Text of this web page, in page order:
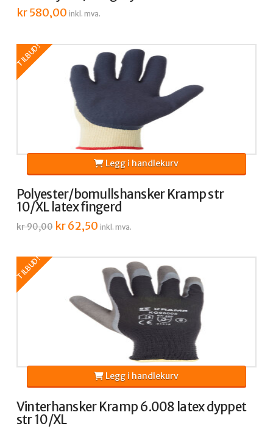
kr580,00 inkl. mva.
TILBUD!
Polyester/bomullshansker Kramp str
10/XL latex fingerd
kr90,00 Opprinnelig
pris
kr62,50Nåværende
pris
inkl. mva.
Legg i handlekurv
TILBUD!
Vinterhansker Kramp 6.008 latex dyppet
str 10/XL
Legg i handlekurv